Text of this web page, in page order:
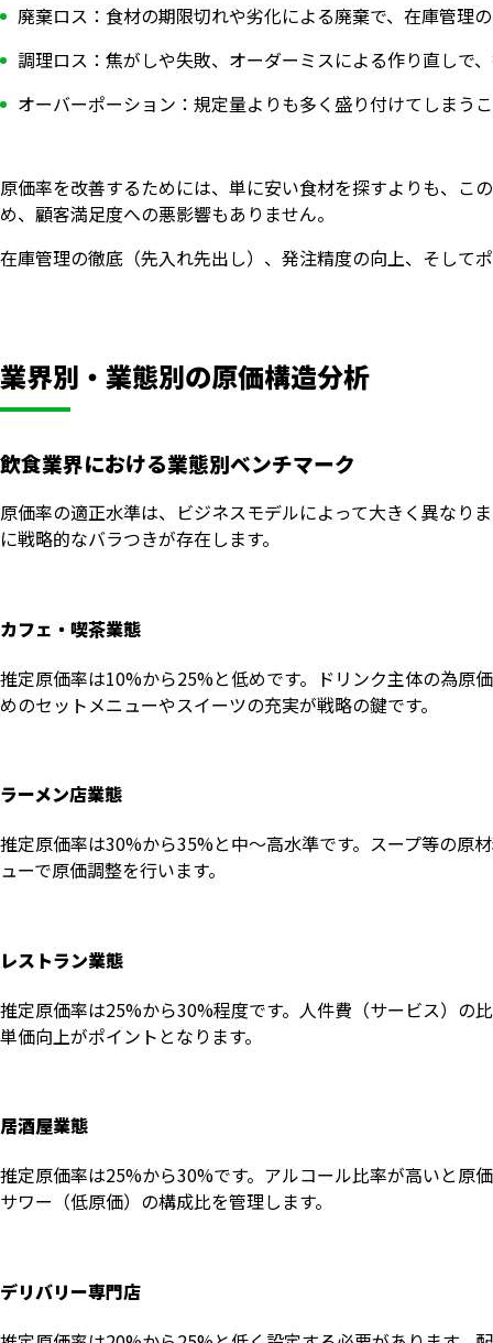
廃棄ロス：食材の期限切れや劣化による廃棄で、在庫管理
調理ロス：焦がしや失敗、オーダーミスによる作り直しで
オーバーポーション：規定量よりも多く盛り付けてしまう
原価率を改善するためには、単に安い食材を探すよりも、こ
め、顧客満足度への悪影響もありません。
在庫管理の徹底（先入れ先出し）、発注精度の向上、そして
業界別・業態別の原価構造分析
飲食業界における業態別ベンチマーク
原価率の適正水準は、ビジネスモデルによって大きく異なり
に戦略的なバラつきが存在します。
カフェ・喫茶業態
推定原価率は10%から25%と低めです。ドリンク主体の為原
めのセットメニューやスイーツの充実が戦略の鍵です。
ラーメン店業態
推定原価率は30%から35%と中〜高水準です。スープ等の原
ューで原価調整を行います。
レストラン業態
推定原価率は25%から30%程度です。人件費（サービス）の
単価向上がポイントとなります。
居酒屋業態
推定原価率は25%から30%です。アルコール比率が高いと原
サワー（低原価）の構成比を管理します。
デリバリー専門店